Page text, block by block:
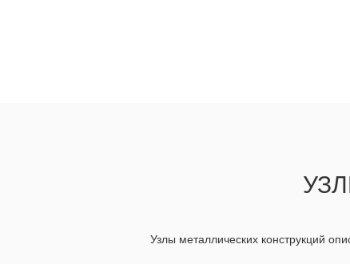
Узлы металлических конструкций